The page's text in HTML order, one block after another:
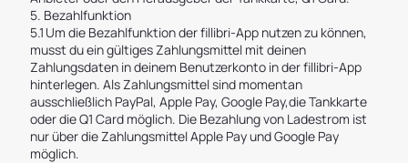
5. Bezahlfunktion
5.1 Um die Bezahlfunktion der fillibri-App nutzen zu können,
musst du ein gültiges Zahlungsmittel mit deinen
Zahlungsdaten in deinem Benutzerkonto in der fillibri-App
hinterlegen. Als Zahlungsmittel sind momentan
ausschließlich PayPal, Apple Pay, Google Pay,die Tankkarte
oder die Q1 Card möglich. Die Bezahlung von Ladestrom ist
nur über die Zahlungsmittel Apple Pay und Google Pay
möglich.